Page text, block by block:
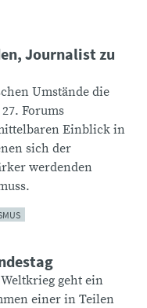
Journalist zu
Umstände die
Forums
Einblick in
sich der
werdenden
geht ein
einer in Teilen